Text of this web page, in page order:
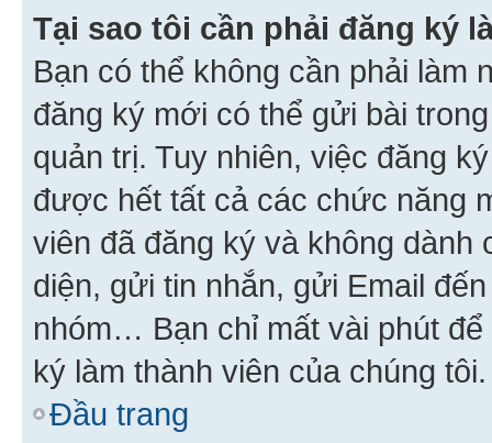
Tại sao tôi cần phải đăng ký
Bạn có thể không cần phải làm
đăng ký mới có thể gửi bài
quản trị. Tuy nhiên, việc đăng
được hết tất cả các chức năng
viên đã đăng ký và không
diện, gửi tin nhắn, gửi Email
nhóm… Bạn chỉ mất vài phút
ký làm thành viên của chúng tôi.
Đầu trang